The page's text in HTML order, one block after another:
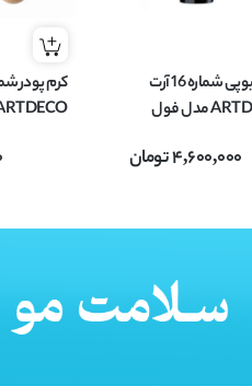
کرم پودر تیوپی شماره 16 آرت
دکو ARTDECO مدل فول
4,600,000تومان
خشک حجم 20